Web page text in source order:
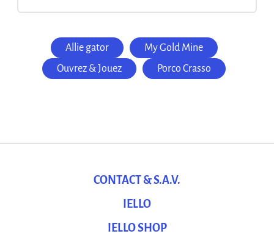
Allie gator
My Gold Mine
Ouvrez & Jouez
Porco Crasso
CONTACT & S.A.V.
IELLO
IELLO SHOP